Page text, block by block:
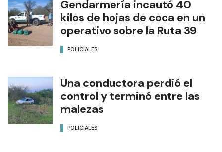
Gendarmería incautó 40
kilos de hojas de coca en un
operativo sobre la Ruta 39
POLICIALES
Una conductora perdió el
control y terminó entre las
malezas
POLICIALES